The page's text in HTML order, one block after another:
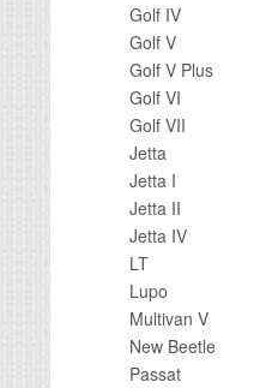
Golf IV
Golf V
Golf V Plus
Golf VI
Golf VII
Jetta
Jetta I
Jetta II
Jetta IV
LT
Lupo
Multivan V
New Beetle
Passat